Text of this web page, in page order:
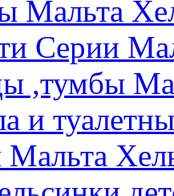
Мальта
Серии
,тумбы
и